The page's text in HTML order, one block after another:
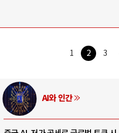
1 2 3